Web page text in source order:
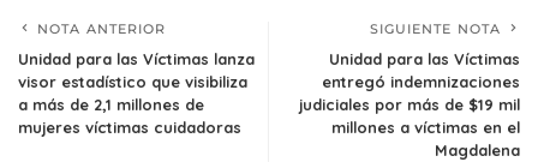
NOTA ANTERIOR
Unidad para las Víctimas lanza
visor estadístico que visibiliza
a más de 2,1 millones de
mujeres víctimas cuidadoras
SIGUIENTE NOTA
Unidad para las Víctimas
entregó indemnizaciones
judiciales por más de $19 mil
millones a víctimas en el
Magdalena